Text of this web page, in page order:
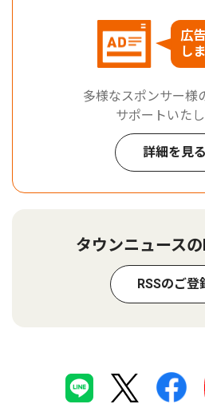
広
し
多様なスポンサー様
サポートいたし
詳細を見る
タウンニュース
RSSのご登